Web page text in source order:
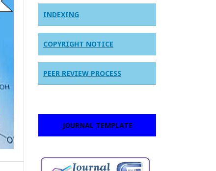
INDEXING
COPYRIGHT NOTICE
PEER REVIEW PROCESS
JOURNAL TEMPLATE